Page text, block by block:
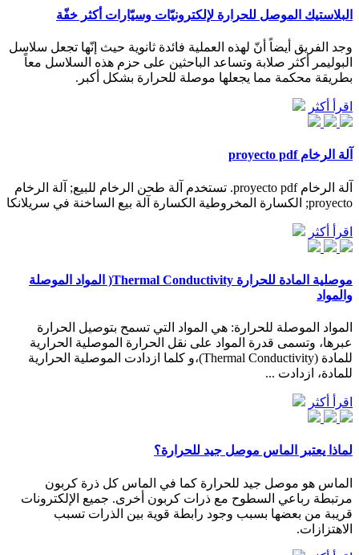
البلاستيك الموصل للحرارة لإلكترونيّات وسيّارات أكثر خفّة
وجد الفريق أيضاً أنّ لهذه العملية فائدة ثانوية حيث إنّها تجعل سلاسل
البوليمر أكثر صلابة وتساعد الباحثين على حزم هذه السلاسل معاً
بطريقة محكمة مما يجعلها موصلة للحرارة بشكل أكبر.
اقرأ أكثر
آلة الرخام proyecto pdf
آلة الرخام proyecto pdf. تستخدم آلة طحن الرخام للبيع; آلة الرخام
proyecto; الكسارة المخروطية الكسارة آلة بيع الساخنة في سريلانكا
اقرأ أكثر
موصلية المادة للحرارة Thermal Conductivity( المواد الموصلة
والمواد
المواد الموصلة للحرارة: هي المواد التي تسمح بتوصيل الحرارة
عبرها، وتسمى قدرة المواد على نقل الحرارة الموصلية الحرارية
للمادة (Thermal Conductivity)،و كلما ازدادت الموصلية الحرارية
للمادة، ازدادت ...
اقرأ أكثر
لماذا يعتبر الماس موصل جيد للحرارة؟
الماس هو موصل جيد للحرارة كما في الماس كل ذرة كربون
مرتبطة رباعي السطوح مع ذرات كربون أخرى. جميع الإلكترونات
قريبة من بعضها بسبب وجود رابطة قوية بين الذرات تسبب
الاهتزازات.